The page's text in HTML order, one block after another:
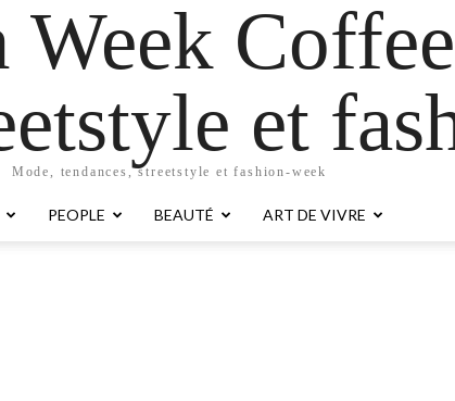
Week
et
Mode, tendances, streetstyle et fashion-week
PEOPLE BEAUTÉ ART DE VIVRE